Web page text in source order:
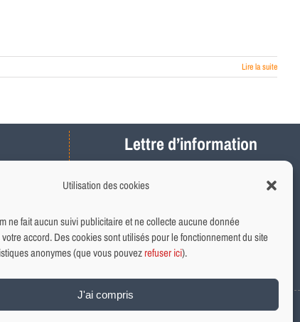
Utilisation des cookies
ne fait aucun suivi publicitaire et ne collecte aucune donnée
accord. Des cookies sont utilisés pour le fonctionnement du site
anonymes (que vous pouvezrefuser ici).
J'ai compris
Lire la suite
Lettre d’information
Actus, météo, travaux…
Abonnement rapide et gratuit
INSCRIVEZ-VOUS